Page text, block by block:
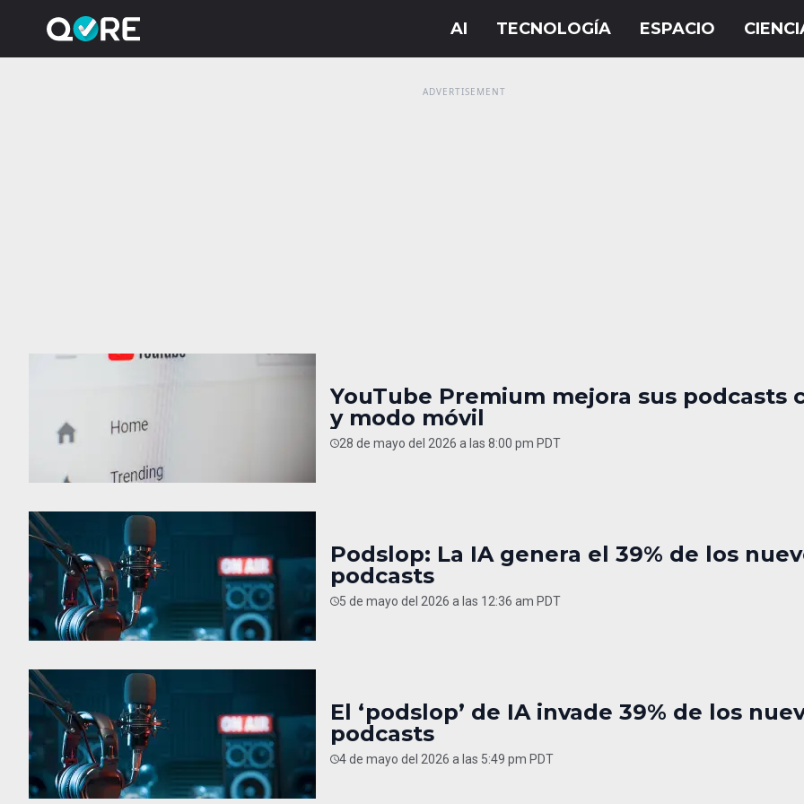
YouTube Premium mejora sus podcasts
y modo móvil
28 de mayo del 2026 a las 8:00 pm PDT
Podslop: La IA genera el 39% de los
podcasts
5 de mayo del 2026 a las 12:36 am PDT
El ‘podslop’ de IA invade 39% de los
podcasts
4 de mayo del 2026 a las 5:49 pm PDT